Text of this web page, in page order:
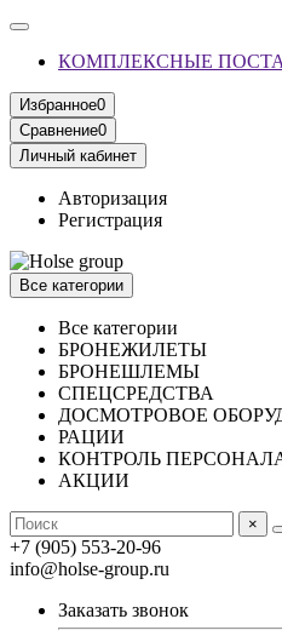
КОМПЛЕКСНЫЕ
Избранное0
Сравнение0
Личный кабинет
Авторизация
Регистрация
Все категории
Все категории
БРОНЕЖИЛЕТЫ
БРОНЕШЛЕМЫ
СПЕЦСРЕДСТВА
ДОСМОТРОВОЕ
РАЦИИ
КОНТРОЛЬ
АКЦИИ
×
+7 (905) 553-20-96
info@holse-group.ru
Заказать звонок